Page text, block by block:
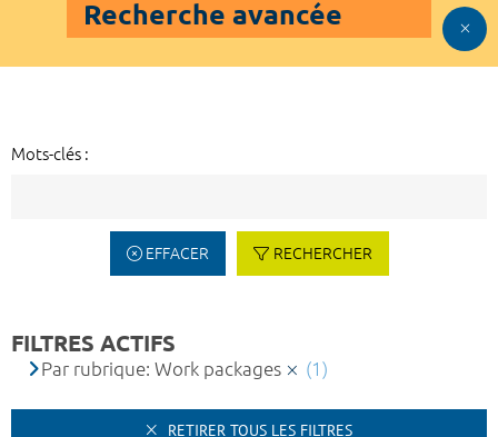
Recherche avancée
Mots-clés :
EFFACER RECHERCHER
FILTRES ACTIFS
Par rubrique: Work packages (1)
RETIRER TOUS LES FILTRES